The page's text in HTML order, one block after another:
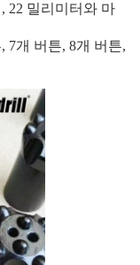
22 밀리미터와 마
7개 버튼, 8개 버튼,